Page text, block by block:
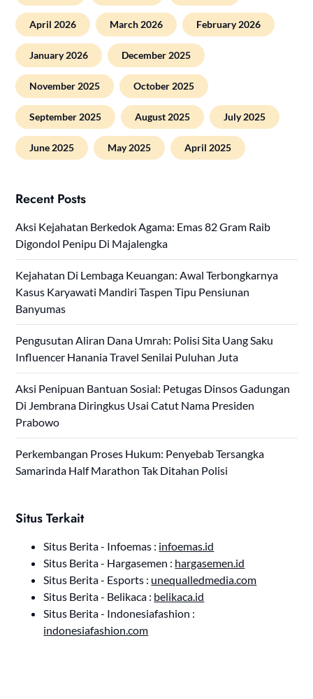
April 2026 March 2026 February 2026
January 2026 December 2025
November 2025 October 2025
September 2025 August 2025 July 2025
June 2025 May 2025 April 2025
Recent Posts
Aksi Kejahatan Berkedok Agama: Emas 82 Gram Raib
Digondol Penipu Di Majalengka
Kejahatan Di Lembaga Keuangan: Awal Terbongkarnya
Kasus Karyawati Mandiri Taspen Tipu Pensiunan
Banyumas
Pengusutan Aliran Dana Umrah: Polisi Sita Uang Saku
Influencer Hanania Travel Senilai Puluhan Juta
Aksi Penipuan Bantuan Sosial: Petugas Dinsos Gadungan
Di Jembrana Diringkus Usai Catut Nama Presiden
Prabowo
Perkembangan Proses Hukum: Penyebab Tersangka
Samarinda Half Marathon Tak Ditahan Polisi
Situs Terkait
Situs Berita - Infoemas : infoemas.id
Situs Berita - Hargasemen : hargasemen.id
Situs Berita - Esports : unequalledmedia.com
Situs Berita - Belikaca : belikaca.id
Situs Berita - Indonesiafashion :
indonesiafashion.com